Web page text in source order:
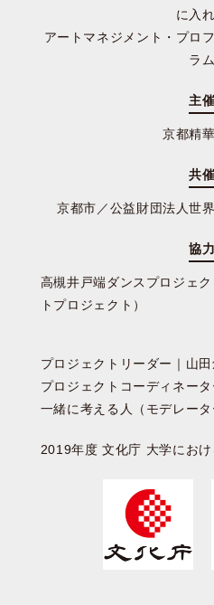
に入
アートマネジメント・プロ
ラム
主催
京都精
共催
京都市／公益財団法人世
協力
高槻井戸端ダンスプロジェ
トプロジェクト）
プロジェクトリーダー｜山
プロジェクトコーディネー
一緒に考える人（モデレー
2019年度 文化庁 大学にお